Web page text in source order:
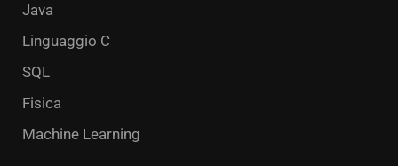
Java
Linguaggio C
SQL
Fisica
Machine Learning